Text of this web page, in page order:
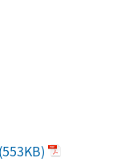
(553KB)